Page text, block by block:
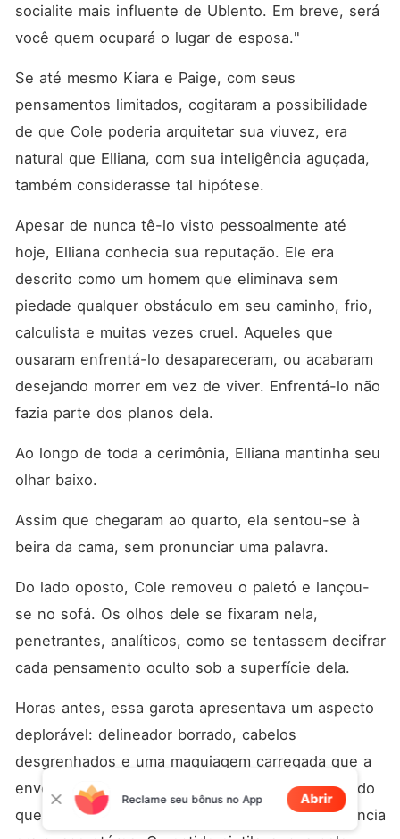
socialite mais influente de Ublento. Em breve, será
você quem ocupará o lugar de esposa."
Se até mesmo Kiara e Paige, com seus
pensamentos limitados, cogitaram a possibilidade
de que Cole poderia arquitetar sua viuvez, era
natural que Elliana, com sua inteligência aguçada,
também considerasse tal hipótese.
Apesar de nunca tê-lo visto pessoalmente até
hoje, Elliana conhecia sua reputação. Ele era
descrito como um homem que eliminava sem
piedade qualquer obstáculo em seu caminho, frio,
calculista e muitas vezes cruel. Aqueles que
ousaram enfrentá-lo desapareceram, ou acabaram
desejando morrer em vez de viver. Enfrentá-lo não
fazia parte dos planos dela.
Ao longo de toda a cerimônia, Elliana mantinha seu
olhar baixo.
Assim que chegaram ao quarto, ela sentou-se à
beira da cama, sem pronunciar uma palavra.
Do lado oposto, Cole removeu o paletó e lançou-
se no sofá. Os olhos dele se fixaram nela,
penetrantes, analíticos, como se tentassem decifrar
cada pensamento oculto sob a superfície dela.
Horas antes, essa garota apresentava um aspecto
deplorável: delineador borrado, cabelos
desgrenhados e uma maquiagem carregada que a
envelhecia. No entanto, agora, sob o véu delicado
que cobria suavemente suas feições, sua aparência
Reclame seu bônus no App Abrir